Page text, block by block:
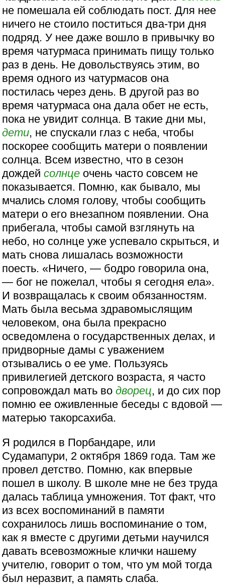
не помешала ей соблюдать пост. Для нее
ничего не стоило поститься два-три дня
подряд. У нее даже вошло в привычку во
время чатурмаса принимать пищу только
раз в день. Не довольствуясь этим, во
время одного из чатурмасов она
постилась через день. В другой раз во
время чатурмаса она дала обет не есть,
пока не увидит солнца. В такие дни мы,
дети, не спускали глаз с неба, чтобы
поскорее сообщить матери о появлении
солнца. Всем известно, что в сезон
дождейсолнце очень часто совсем не
показывается. Помню, как бывало, мы
мчались сломя голову, чтобы сообщить
матери о его внезапном появлении. Она
прибегала, чтобы самой взглянуть на
небо, но солнце уже успевало скрыться, и
мать снова лишалась возможности
поесть. «Ничего, — бодро говорила она,
— бог не пожелал, чтобы я сегодня ела».
И возвращалась к своим обязанностям.
Мать была весьма здравомыслящим
человеком, она была прекрасно
осведомлена о государственных делах, и
придворные дамы с уважением
отзывались о ее уме. Пользуясь
привилегией детского возраста, я часто
сопровождал мать водворец, и до сих пор
помню ее оживленные беседы с вдовой —
матерью такорсахиба.
Я родился в Порбандаре, или
Судамапури, 2 октября 1869 года. Там же
провел детство. Помню, как впервые
пошел в школу. В школе мне не без труда
далась таблица умножения. Тот факт, что
из всех воспоминаний в памяти
сохранилось лишь воспоминание о том,
как я вместе с другими детьми научился
давать всевозможные клички нашему
учителю, говорит о том, что ум мой тогда
был неразвит, а память слаба.